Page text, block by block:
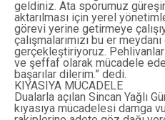
geldiniz. Ata sporumuz
aktarılması için yerel
görevi yerine getirmeye
çalışmalarımızı bu er
gerçekleştiriyoruz.
ve şeffaf olarak mücadele
başarılar dilerim.” dedi.
KIYASIYA MÜCADELE
Dualarla açılan Sincan Yağlı
kıyasıya mücadelesi damga